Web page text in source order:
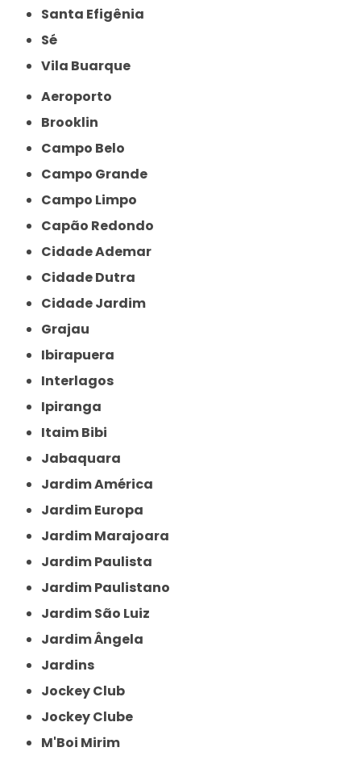
Santa Efigênia
Sé
Vila Buarque
Aeroporto
Brooklin
Campo Belo
Campo Grande
Campo Limpo
Capão Redondo
Cidade Ademar
Cidade Dutra
Cidade Jardim
Grajau
Ibirapuera
Interlagos
Ipiranga
Itaim Bibi
Jabaquara
Jardim América
Jardim Europa
Jardim Marajoara
Jardim Paulista
Jardim Paulistano
Jardim São Luiz
Jardim Ângela
Jardins
Jockey Club
Jockey Clube
M'Boi Mirim